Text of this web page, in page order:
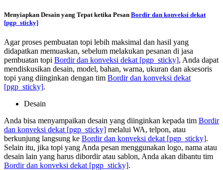
Menyiapkan Desain yang Tepat ketika Pesan Bordir dan konveksi dekat
[pgp_sticky]
Agar proses pembuatan topi lebih maksimal dan hasil yang
didapatkan memuaskan, sebelum melakukan pesanan di jasa
pembuatan topi Bordir dan konveksi dekat [pgp_sticky], Anda dapat
mendiskusikan desain, model, bahan, warna, ukuran dan aksesoris
topi yang diinginkan dengan tim Bordir dan konveksi dekat
[pgp_sticky].
Desain
Anda bisa menyampaikan desain yang diinginkan kepada tim Bordir
dan konveksi dekat [pgp_sticky] melalui WA, telpon, atau
berkunjung langsung ke Bordir dan konveksi dekat [pgp_sticky].
Selain itu, jika topi yang Anda pesan menggunakan logo, nama atau
desain lain yang harus dibordir atau sablon, Anda akan dibantu tim
Bordir dan konveksi dekat [pgp_sticky].